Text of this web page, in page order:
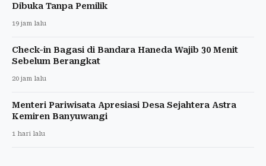
Dibuka Tanpa Pemilik
19 jam lalu
Check-in Bagasi di Bandara Haneda Wajib 30 Menit
Sebelum Berangkat
20 jam lalu
Menteri Pariwisata Apresiasi Desa Sejahtera Astra
Kemiren Banyuwangi
1 hari lalu